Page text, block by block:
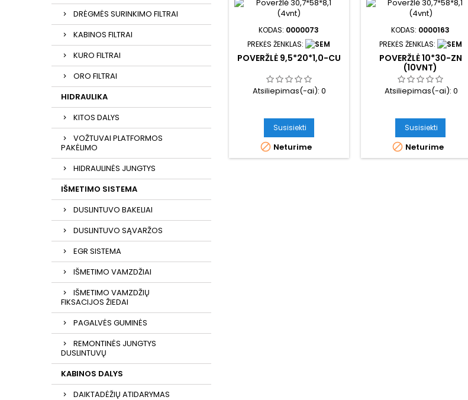
DRĖGMĖS SURINKIMO FILTRAI
KABINOS FILTRAI
KURO FILTRAI
ORO FILTRAI
HIDRAULIKA
KITOS DALYS
VOŽTUVAI PLATFORMOS
PAKĖLIMO
HIDRAULINĖS JUNGTYS
IŠMETIMO SISTEMA
DUSLINTUVO BAKELIAI
DUSLINTUVO SĄVARŽOS
EGR SISTEMA
IŠMETIMO VAMZDŽIAI
IŠMETIMO VAMZDŽIŲ
FIKSACIJOS ŽIEDAI
PAGALVĖS GUMINĖS
REMONTINĖS JUNGTYS
DUSLINTUVŲ
KABINOS DALYS
DAIKTADĖŽIŲ ATIDARYMAS
KODAS: 0000073
PREKĖS ŽENKLAS:
POVERŽLĖ 9,5*20*1,0-CU
Atsiliepimas(-ai):0
Susisiekti
 Neturime
KODAS: 0000163
PREKĖS ŽENKLAS:
POVERŽLĖ 10*30-ZN
(10VNT)
Atsiliepimas(-ai): 0
Susisiekti
 Neturime